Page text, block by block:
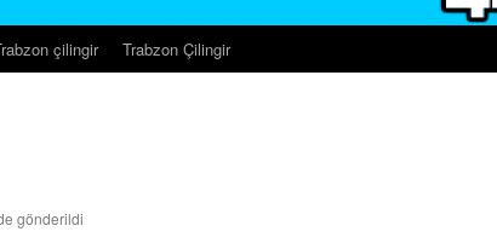
çilingir Trabzon Çilingir
gönderildi